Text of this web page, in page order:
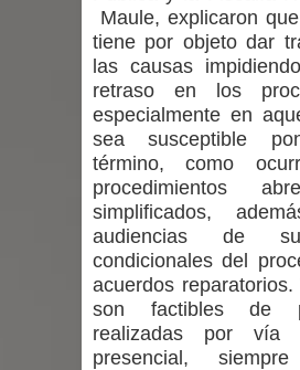
Maule, explicaron
tiene por objeto dar
las causas
retraso en los
especialmente en
sea susceptible
término, como
procedimientos
simplificados,
audiencias de
condicionales del
acuerdos reparatorios.
son factibles de
realizadas por vía
presencial,